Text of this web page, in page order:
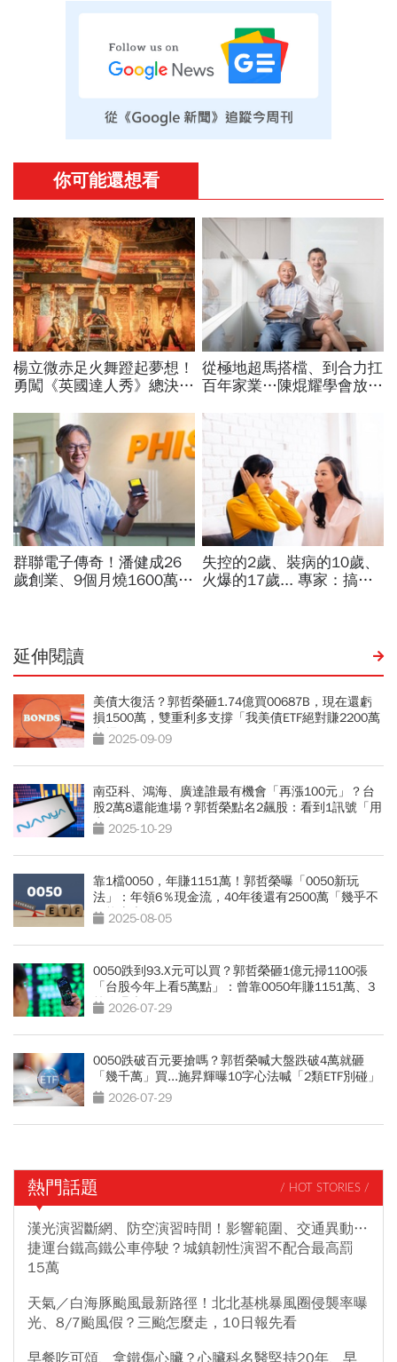
延伸閱讀
美債大復活？郭哲榮砸1.74億買00687B，現在還虧
損1500萬，雙重利多支撐「我美債ETF絕對賺2200萬
出場」
2025-09-09
南亞科、鴻海、廣達誰最有機會「再漲100元」？台
股2萬8還能進場？郭哲榮點名2飆股：看到1訊號「用
力買」
2025-10-29
靠1檔0050，年賺1151萬！郭哲榮曝「0050新玩
法」：年領6％現金流，40年後還有2500萬「幾乎不
可能賣光」
2025-08-05
0050跌到93.X元可以買？郭哲榮砸1億元掃1100張
「台股今年上看5萬點」：曾靠0050年賺1151萬、3
策略曝光
2026-07-29
0050跌破百元要搶嗎？郭哲榮喊大盤跌破4萬就砸
「幾千萬」買...施昇輝曝10字心法喊「2類ETF別碰」
2026-07-29
熱門話題 / HOT STORIES /
漢光演習斷網、防空演習時間！影響範圍、交通異動…
捷運台鐵高鐵公車停駛？城鎮韌性演習不配合最高罰
15萬
天氣／白海豚颱風最新路徑！北北基桃暴風圈侵襲率曝
光、8/7颱風假？三颱怎麼走，10日報先看